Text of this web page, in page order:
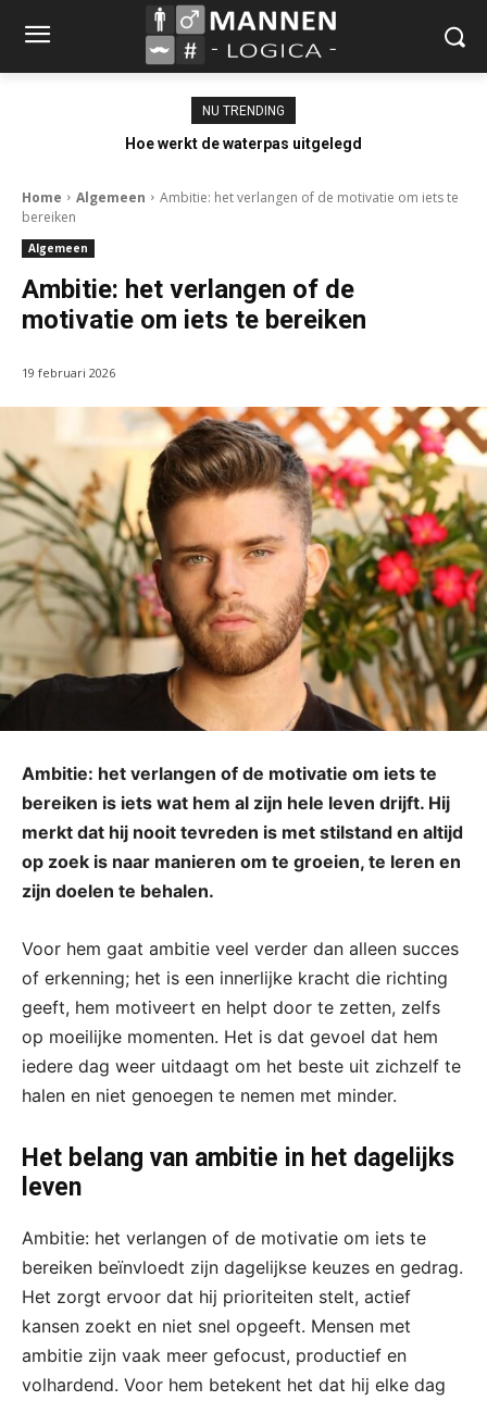
NU TRENDING
Hoe werkt de waterpas uitgelegd
Home Algemeen
Ambitie: het verlangen of de motivatie om iets te
bereiken
Algemeen
Ambitie: het verlangen of de
motivatie om iets te bereiken
19 februari 2026
Ambitie: het verlangen of de motivatie om iets te
bereiken is iets wat hem al zijn hele leven drijft. Hij
merkt dat hij nooit tevreden is met stilstand en altijd
op zoek is naar manieren om te groeien, te leren en
zijn doelen te behalen.
Voor hem gaat ambitie veel verder dan alleen succes
of erkenning; het is een innerlijke kracht die richting
geeft, hem motiveert en helpt door te zetten, zelfs
op moeilijke momenten. Het is dat gevoel dat hem
iedere dag weer uitdaagt om het beste uit zichzelf te
halen en niet genoegen te nemen met minder.
Het belang van ambitie in het dagelijks
leven
Ambitie: het verlangen of de motivatie om iets te
bereiken beïnvloedt zijn dagelijkse keuzes en gedrag.
Het zorgt ervoor dat hij prioriteiten stelt, actief
kansen zoekt en niet snel opgeeft. Mensen met
ambitie zijn vaak meer gefocust, productief en
volhardend. Voor hem betekent het dat hij elke dag